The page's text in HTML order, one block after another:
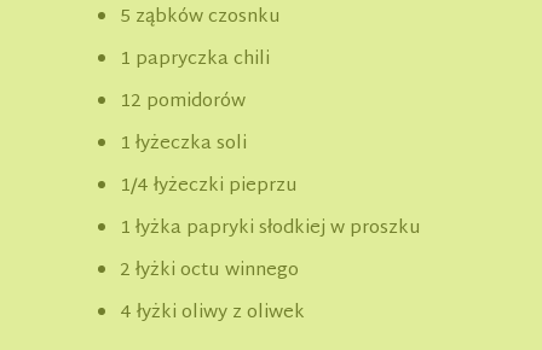
5 ząbków czosnku
1 papryczka chili
12 pomidorów
1 łyżeczka soli
1/4 łyżeczki pieprzu
1 łyżka papryki słodkiej w proszku
2 łyżki octu winnego
4 łyżki oliwy z oliwek